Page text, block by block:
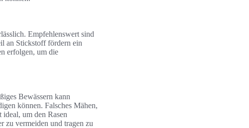
Empfehlenswert sind
an Stickstoff fördern ein
erfolgen, um die
Bewässern kann
können. Falsches Mähen,
um den Rasen
zu vermeiden und tragen zu